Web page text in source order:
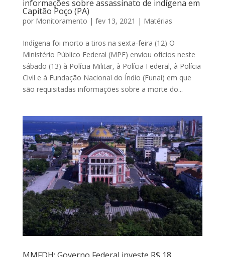
informações sobre assassinato de indígena em
Capitão Poço (PA)
por Monitoramento | fev 13, 2021 | Matérias
Indígena foi morto a tiros na sexta-feira (12) O
Ministério Público Federal (MPF) enviou ofícios neste
sábado (13) à Polícia Militar, à Polícia Federal, à Polícia
Civil e à Fundação Nacional do Índio (Funai) em que
são requisitadas informações sobre a morte do...